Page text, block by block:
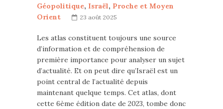
Géopolitique, Israël, Proche et Moyen
Orient
23 août 2025
Les atlas constituent toujours une source
d’information et de compréhension de
première importance pour analyser un sujet
d’actualité. Et on peut dire qu’Israël est un
point central de l’actualité depuis
maintenant quelque temps. Cet atlas, dont
cette 6ème édition date de 2023, tombe donc